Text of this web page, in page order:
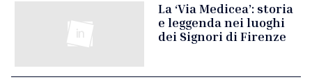
La ‘Via Medicea’: storia
e leggenda nei luoghi
dei Signori di Firenze